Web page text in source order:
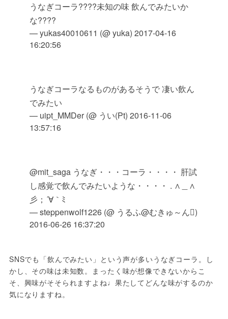
うなぎコーラ????未知の味 飲んでみたいか
な????
— yukas40010611 (@ yuka) 2017-04-16
16:20:56
うなぎコーラなるものがあるそうで 凄い飲ん
でみたい
— uipt_MMDer (@ うい(Pt) 2016-11-06
13:57:16
@mit_saga うなぎ・・・コーラ・・・・ 肝試
し感覚で飲んでみたいような・・・・ . ∧＿∧
彡；´∀｀ﾐ
— steppenwolf1226 (@ うるふ@むきゅ～ん)
2016-06-26 16:37:20
SNSでも「飲んでみたい」という声が多いうなぎコーラ。し
かし、その味は未知数。まったく味が想像できないからこ
そ、興味がそそられますよね♩果たしてどんな味がするのか
気になりますね。